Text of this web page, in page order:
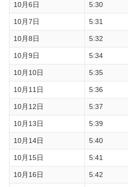
10月6日 5:30
10月7日 5:31
10月8日 5:32
10月9日 5:34
10月10日 5:35
10月11日 5:36
10月12日 5:37
10月13日 5:39
10月14日 5:40
10月15日 5:41
10月16日 5:42